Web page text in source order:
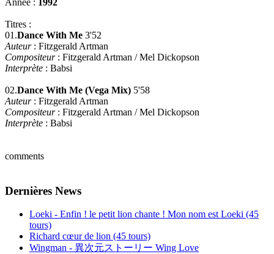
Titres :
01.Dance With Me 3'52
Auteur: Fitzgerald Artman
Compositeur: Fitzgerald Artman / Mel Dickopson
Interprète : Babsi
02.Dance With Me (Vega Mix) 5'58
Auteur: Fitzgerald Artman
Compositeur: Fitzgerald Artman / Mel Dickopson
Interprète : Babsi
comments
Dernières News
Loeki - Enfin ! le petit lion chante ! Mon nom est Loeki (45
tours)
Richard cœur de lion (45 tours)
Wingman - 異次元ストーリー Wing Love